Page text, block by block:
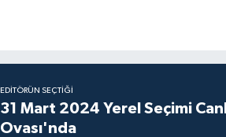
EDITÖRÜN SEÇTIĞI
31 Mart 2024 Yerel Seçimi
Ovası'nda